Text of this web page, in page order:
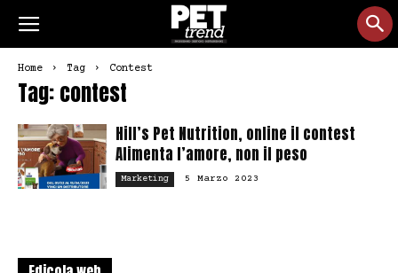
Home Tag Contest
Tag: contest
Hill’s Pet Nutrition, online il contest
Alimenta l’amore, non il peso
Marketing 5 Marzo 2023